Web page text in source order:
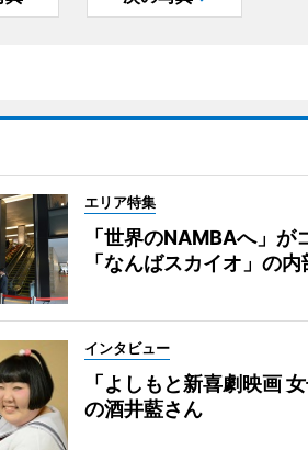
エリア特集
「世界のNAMBAへ」が
「なんばスカイオ」の
インタビュー
「よしもと新喜劇映画
の酒井藍さん